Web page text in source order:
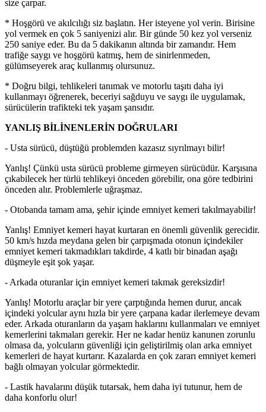
size çarpar.
* Hoşgörü ve akılcılığı siz başlatın. Her isteyene yol verin. Birisine
yol vermek en çok 5 saniyenizi alır. Bir günde 50 kez yol verseniz
250 saniye eder. Bu da 5 dakikanın altında bir zamandır. Hem
trafiğe saygı ve hoşgörü katmış, hem de sinirlenmeden,
gülümseyerek araç kullanmış olursunuz.
* Doğru bilgi, tehlikeleri tanımak ve motorlu taşıtı daha iyi
kullanmayı öğrenerek, beceriyi sağduyu ve saygı ile uygulamak,
sürücülerin trafikteki tek yaşam şansıdır.
YANLIŞ BİLİNENLERİN DOĞRULARI
- Usta sürücü, düştüğü problemden kazasız sıyrılmayı bilir!
Yanlış! Çünkü usta sürücü probleme girmeyen sürücüdür. Karşısına
çıkabilecek her türlü tehlikeyi önceden görebilir, ona göre tedbirini
önceden alır. Problemlerle uğraşmaz.
- Otobanda tamam ama, şehir içinde emniyet kemeri takılmayabilir!
Yanlış! Emniyet kemeri hayat kurtaran en önemli güvenlik gerecidir.
50 km/s hızda meydana gelen bir çarpışmada otonun içindekiler
emniyet kemeri takmadıkları takdirde, 4 katlı bir binadan aşağı
düşmeyle eşit şok yaşar.
- Arkada oturanlar için emniyet kemeri takmak gereksizdir!
Yanlış! Motorlu araçlar bir yere çarptığında hemen durur, ancak
içindeki yolcular aynı hızla bir yere çarpana kadar ilerlemeye devam
eder. Arkada oturanların da yaşam haklarını kullanmaları ve emniyet
kemerlerini takmaları gerekir. Her ne kadar henüz kanunen zorunlu
olmasa da, yolcuların güvenliği için geliştirilmiş olan arka emniyet
kemerleri de hayat kurtarır. Kazalarda en çok zararı emniyet kemeri
bağlı olmayan yolcular görmektedir.
- Lastik havalarını düşük tutarsak, hem daha iyi tutunur, hem de
daha konforlu olur!